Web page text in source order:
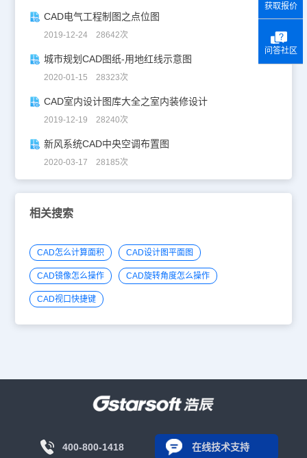
CAD电气工程制图之点位图
2019-12-24 28642次
城市规划CAD图纸-用地红线示意图
2020-01-15 28323次
CAD室内设计图库大全之室内装修设计
2019-12-19 28240次
新风系统CAD中央空调布置图
2020-03-17 28185次
相关搜索
CAD怎么计算面积 CAD设计图平面图
CAD镜像怎么操作 CAD旋转角度怎么操作
CAD视口快捷键
400-800-1418 在线技术支持
获取报价
问答社区